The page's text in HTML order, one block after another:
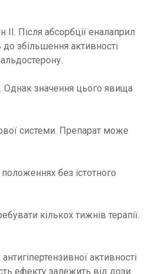
Після абсорбції еналаприл
збільшення активності
Однак значення цього явища
системи. Препарат може
положеннях без істотного
кількох тижнів терапії.
активності
ефекту залежить від дози.